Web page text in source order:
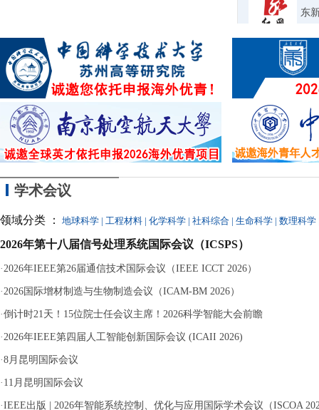
东
《科学时评》
微过重罚要
议
离
分钟等十余次“
严重违纪、单方
学术会议
领域分类 ： 地球科学 | 工程材料 | 化学科学 | 社科综合 | 生命科学 | 数理科学
2026年第十八届信号处理系统国际会议（ICSPS）
·2026年IEEE第26届通信技术国际会议（IEEE ICCT 2026）
·2026国际增材制造与生物制造会议（ICAM-BM 2026）
·倒计时21天！15位院士任会议主席！2026科学智能大会前瞻
·2026年IEEE第四届人工智能创新国际会议 (ICAII 2026)
·8月昆明国际会议
· 11月昆明国际会议
·IEEE出版 | 2026年智能系统控制、优化与应用国际学术会议（ISCOA